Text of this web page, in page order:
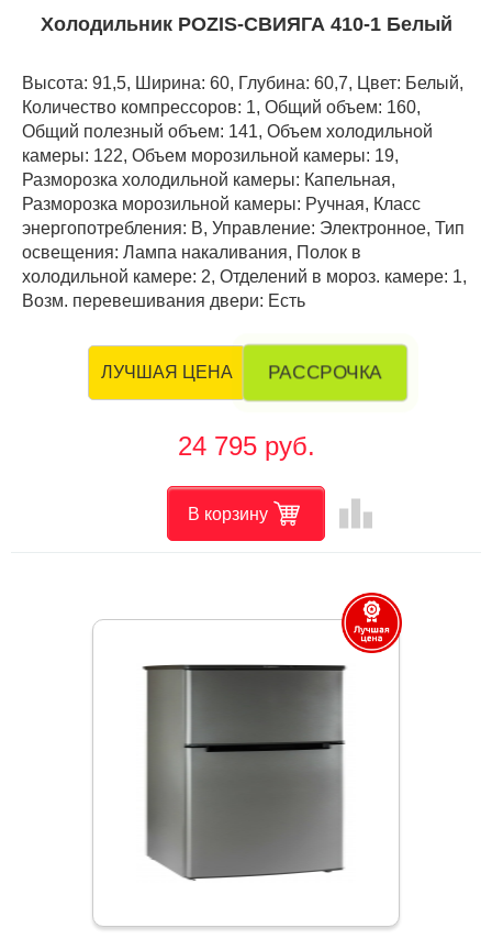
Холодильник POZIS-СВИЯГА 410-1 Белый
Высота: 91,5, Ширина: 60, Глубина: 60,7, Цвет: Белый,
Количество компрессоров: 1, Общий объем: 160,
Общий полезный объем: 141, Объем холодильной
камеры: 122, Объем морозильной камеры: 19,
Разморозка холодильной камеры: Капельная,
Разморозка морозильной камеры: Ручная, Класс
энергопотребления: В, Управление: Электронное, Тип
освещения: Лампа накаливания, Полок в
холодильной камере: 2, Отделений в мороз. камере: 1,
Возм. перевешивания двери: Есть
ЛУЧШАЯ ЦЕНА РАССРОЧКА
24 795 руб.
В корзину leaderboard